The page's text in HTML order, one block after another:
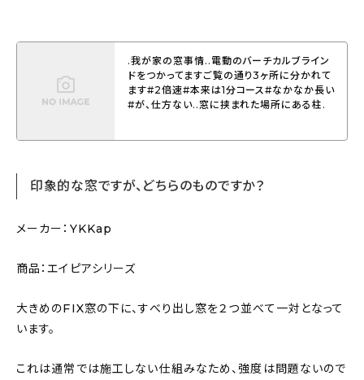
.我が家の窓事情..電動のバーチカルブライン
ドをつかってますご覧の通り3ヶ所に分かれて
ます#2倍速#本来は1分コース#なかなか長い
#が、仕方ない..窓に挟まれた場所にある柱.
印象的な窓ですが、どちらのものですか？
メーカー：YKKap
商品：エイピアシリーズ
大きめのFIX窓の下に、すべり出し窓を２つ並べて一対となって
います。
これは通常では施工しない仕組みなため、強度は問題ないので